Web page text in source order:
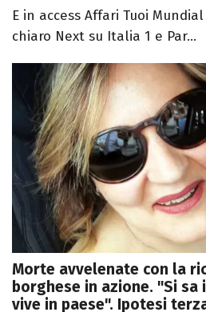
E in access Affari Tuoi
chiaro Next su Italia 1 e Par...
Morte avvelenate con la
borghese in azione. "Si sa
vive in paese". Ipotesi